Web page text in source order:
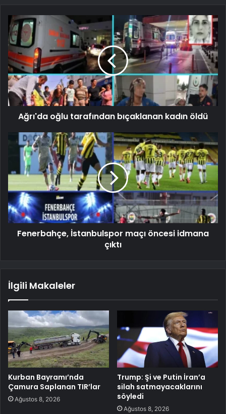
Ağrı'da oğlu tarafından bıçaklanan kadın öldü
Fenerbahçe, İstanbulspor maçı öncesi idmana
çıktı
İlgili Makaleler
Kurban Bayramı’nda
Çamura Saplanan TIR’lar
Ağustos 8, 2026
Trump: Şi ve Putin İran’a
silah satmayacaklarını
söyledi
Ağustos 8, 2026